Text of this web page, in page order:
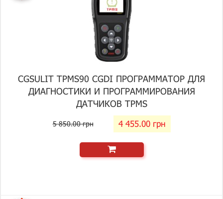
CGSULIT TPMS90 CGDI ПРОГРАММАТОР ДЛЯ
ДИАГНОСТИКИ И ПРОГРАММИРОВАНИЯ
ДАТЧИКОВ TPMS
5 850.00 грн 4 455.00 грн